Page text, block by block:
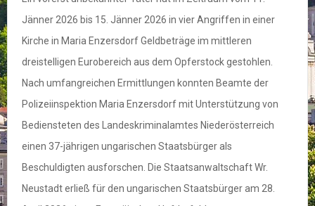
Jänner 2026 bis 15. Jänner 2026 in vier Angriffen in einer
Kirche in Maria Enzersdorf Geldbeträge im mittleren
dreistelligen Eurobereich aus dem Opferstock gestohlen.
Nach umfangreichen Ermittlungen konnten Beamte der
Polizeiinspektion Maria Enzersdorf mit Unterstützung von
Bediensteten des Landeskriminalamtes Niederösterreich
einen 37-jährigen ungarischen Staatsbürger als
Beschuldigten ausforschen. Die Staatsanwaltschaft Wr.
Neustadt erließ für den ungarischen Staatsbürger am 28.